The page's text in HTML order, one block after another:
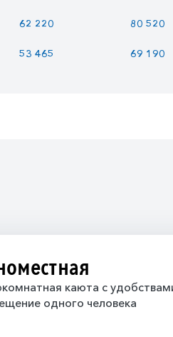
62 220 80 520
53 465 69 190
каюта с
одного человека